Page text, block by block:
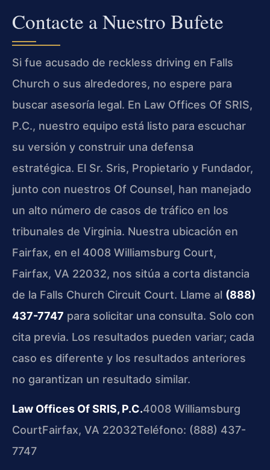
Contacte a Nuestro Bufete
Si fue acusado de reckless driving en Falls
Church o sus alrededores, no espere para
buscar asesoría legal. En Law Offices Of SRIS,
P.C., nuestro equipo está listo para escuchar
su versión y construir una defensa
estratégica. El Sr. Sris, Propietario y Fundador,
junto con nuestros Of Counsel, han manejado
un alto número de casos de tráfico en los
tribunales de Virginia. Nuestra ubicación en
Fairfax, en el 4008 Williamsburg Court,
Fairfax, VA 22032, nos sitúa a corta distancia
de la Falls Church Circuit Court. Llame al (888)
437-7747 para solicitar una consulta. Solo con
cita previa. Los resultados pueden variar; cada
caso es diferente y los resultados anteriores
no garantizan un resultado similar.
Law Offices Of SRIS, P.C.4008 Williamsburg
CourtFairfax, VA 22032Teléfono: (888) 437-
7747